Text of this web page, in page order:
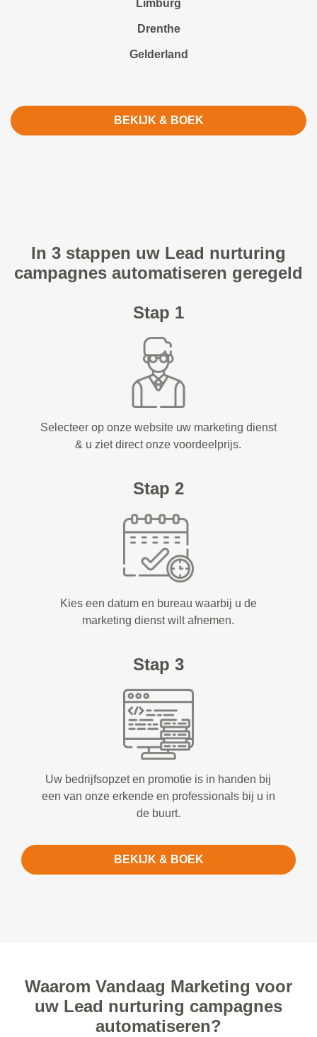
Limburg
Drenthe
Gelderland
BEKIJK & BOEK
In 3 stappen uw Lead nurturing
campagnes automatiseren geregeld
Stap 1
Selecteer op onze website uw marketing dienst
& u ziet direct onze voordeelprijs.
Stap 2
Kies een datum en bureau waarbij u de
marketing dienst wilt afnemen.
Stap 3
Uw bedrijfsopzet en promotie is in handen bij
een van onze erkende en professionals bij u in
de buurt.
BEKIJK & BOEK
Waarom Vandaag Marketing voor
uw Lead nurturing campagnes
automatiseren?